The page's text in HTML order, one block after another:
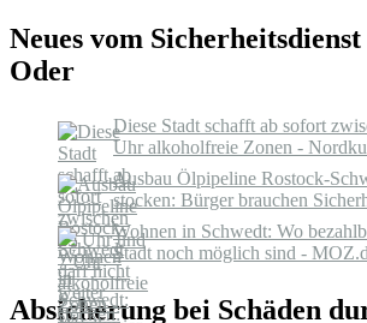
Neues vom
Oder
Diese Stadt schafft ab sofort
Uhr alkoholfreie Zonen -
Ausbau Ölpipeline Rostock-
stocken: Bürger brauchen
Wohnen in Schwedt: Wo
Stadt noch möglich sind -
Absicherung bei Schäden